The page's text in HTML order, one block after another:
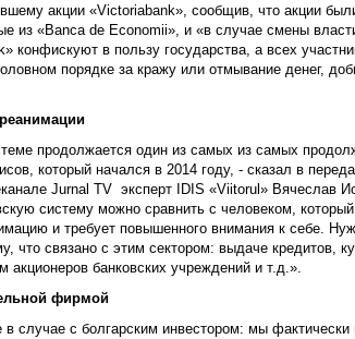
акции «Victoriabank», сообщив, что акции
из «Banca de Economii», и «в случае смены
конфискуют в пользу государства, а всех
порядке за кражу или отмывание денег,
продолжается один из самых из самых
который начался в 2014 году, - сказал в
Jurnal TV эксперт IDIS «Viitorul» Вячеслав
систему можно сравнить с человеком, который
и требует повышенного внимания к себе.
что связано с этим сектором: выдаче кредитов,
акционеров банковских учреждений и т.д.».
фирмой
случае с болгарским инвестором: мы фактически